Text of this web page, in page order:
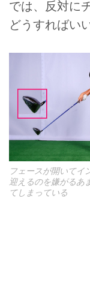
では、反対に
どうすればい
フェースが開いてイ
迎えるのを嫌がるあ
てしまっている